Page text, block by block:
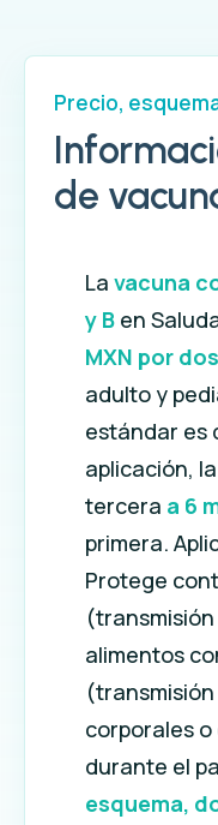
Precio,
de
La vacuna
y B en
MXN por
adulto y
estándar es
aplicación,
tercera a 6
primera.
Protege
alimentos
corporales
durante el
esquema,